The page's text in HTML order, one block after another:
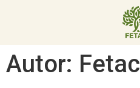
Autor: Fetac